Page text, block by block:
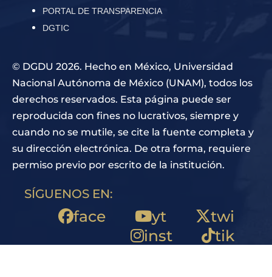
PORTAL DE TRANSPARENCIA
DGTIC
© DGDU 2026. Hecho en México, Universidad
Nacional Autónoma de México (UNAM), todos los
derechos reservados. Esta página puede ser
reproducida con fines no lucrativos, siempre y
cuando no se mutile, se cite la fuente completa y
su dirección electrónica. De otra forma, requiere
permiso previo por escrito de la institución.
SÍGUENOS EN:
face yt
twi
inst
tik